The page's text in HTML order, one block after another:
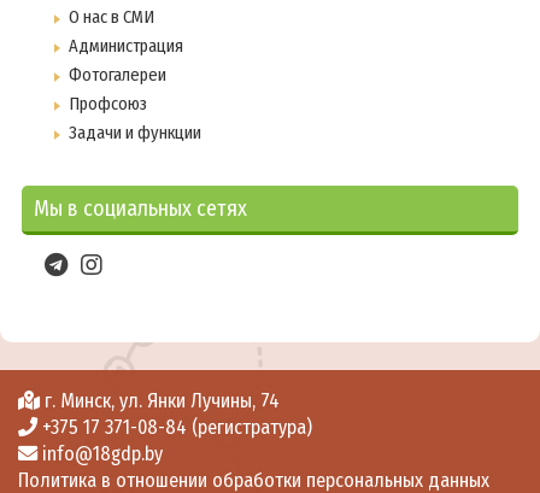
О нас в СМИ
Администрация
Фотогалереи
Профсоюз
Задачи и функции
Мы в социальных сетях
г. Минск, ул. Янки Лучины, 74
+375 17 371-08-84 (регистратура)
info@18gdp.by
Политика в отношении обработки персональных данных